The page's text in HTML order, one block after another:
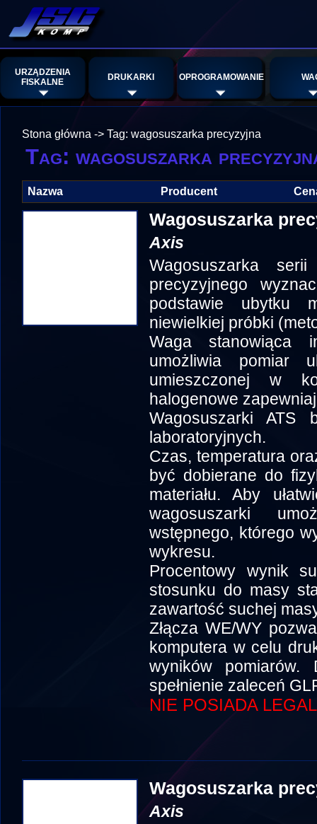
URZĄDZENIA
FISKALNE
DRUKARKI OPROGRAMOWANIE
Stona główna -> Tag: wagosuszarka precyzyjna
Tag: wagosuszarka
Nazwa Producent
Wagosuszarka
Axis
Wagosuszarka
precyzyjnego
podstawie ubytku
niewielkiej próbki
Waga stanowiąca
umożliwia pomiar
umieszczonej w
halogenowe
Wagosuszarki ATS
laboratoryjnych.
Czas, temperatura
być dobierane do
materiału. Aby
wagosuszarki
wstępnego, którego
wykresu.
Procentowy wynik
stosunku do masy
zawartość suchej
Złącza WE/WY
komputera w celu
wyników pomiarów.
spełnienie zaleceń
NIE POSIADA
Wagosuszarka
Axis